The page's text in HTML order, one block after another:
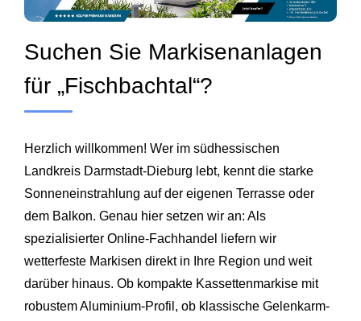
Suchen Sie Markisenanlagen
für „Fischbachtal“?
Herzlich willkommen! Wer im südhessischen
Landkreis Darmstadt-Dieburg lebt, kennt die starke
Sonneneinstrahlung auf der eigenen Terrasse oder
dem Balkon. Genau hier setzen wir an: Als
spezialisierter Online-Fachhandel liefern wir
wetterfeste Markisen direkt in Ihre Region und weit
darüber hinaus. Ob kompakte Kassettenmarkise mit
robustem Aluminium-Profil, ob klassische Gelenkarm-